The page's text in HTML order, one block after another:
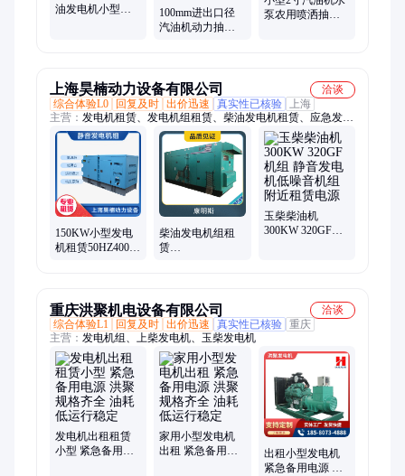
油发电机小型柴
100mm进出口径
汽油机动力抽水
泵农用喷洒抽水
上海昊楠动力设备有限公司
洽谈
综合体验L0
回复及时 出价迅速 真实性已核验
上海
主营： 发电机租赁、发电机组租赁、柴油发电机租赁、应急发电
机出租、工地发电机组租赁、移动发电机出租、发电机短期租
150KW小型发电
机租赁50HZ400日
柴油发电机组租
赁
玉柴柴油机
300KW 320GF机
重庆洪聚机电设备有限公司
洽谈
综合体验L1
回复及时 出价迅速 真实性已核验 重庆
主营： 发电机组、上柴发电机、玉柴发电机
发电机出租租赁
小型 紧急备用电
家用小型发电机
出租 紧急备用电
出租小型发电机
紧急备用电源 洪